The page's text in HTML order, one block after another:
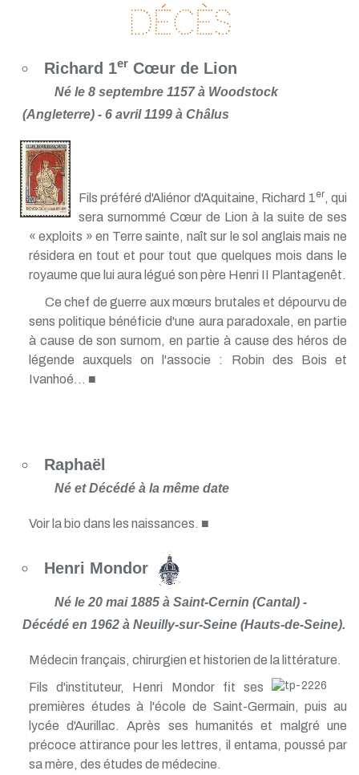
Décès
Richard 1erCœur de Lion
Né le 8 septembre 1157 à Woodstock
(Angleterre) - 6 avril 1199 à Châlus
Fils préféré d'Aliénor d'Aquitaine, Richard 1er, qui
sera surnommé Cœur de Lion à la suite de ses
« exploits » en Terre sainte, naît sur le sol anglais mais ne
résidera en tout et pour tout que quelques mois dans le
royaume que lui aura légué son père Henri II Plantagenêt.
Ce chef de guerre aux mœurs brutales et dépourvu de
sens politique bénéficie d'une aura paradoxale, en partie
à cause de son surnom, en partie à cause des héros de
légende auxquels on l'associe : Robin des Bois et
Ivanhoé... ■
Raphaël
Né et Décédé à la même date
Voir la bio dans les naissances. ■
Henri Mondor
Né le 20 mai 1885 à Saint-Cernin (Cantal) -
Décédé en 1962 à Neuilly-sur-Seine (Hauts-de-Seine).
Médecin français, chirurgien et historien de la littérature.
Fils d'instituteur, Henri Mondor fit ses
premières études à l'école de Saint-Germain, puis au
lycée d'Aurillac. Après ses humanités et malgré une
précoce attirance pour les lettres, il entama, poussé par
sa mère, des études de médecine.